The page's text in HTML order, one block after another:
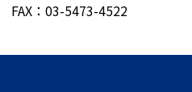
FAX：03-5473-4522